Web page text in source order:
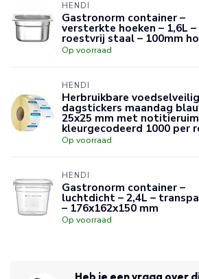
HENDI
Gastronorm container –
versterkte hoeken – 1,6L –
roestvrij staal – 100mm
Op voorraad
HENDI
Herbruikbare
dagstickers maandag
25x25 mm met
kleurgecodeerd 1000 per
Op voorraad
HENDI
Gastronorm container –
luchtdicht – 2,4L –
– 176x162x150 mm
Op voorraad